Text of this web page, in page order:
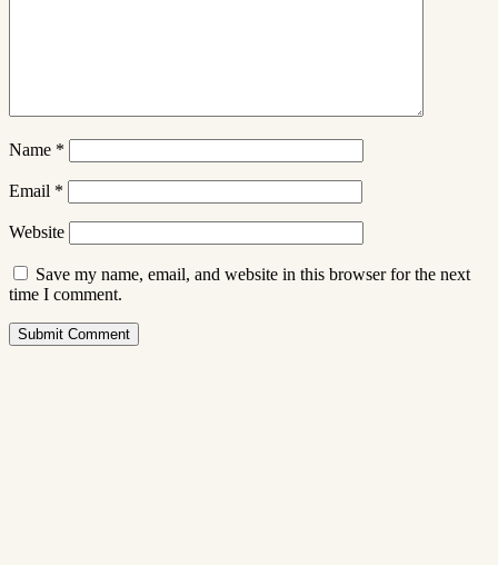
Name *
Email *
Website
Save my name, email, and website in this browser for the next
time I comment.
Submit Comment